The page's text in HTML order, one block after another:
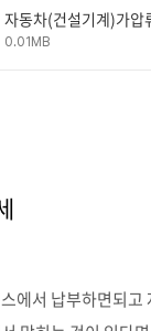
자동차(건설기계)가
0.01MB
에서 납부하면되